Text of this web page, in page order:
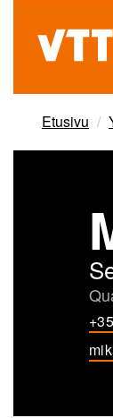
pääsisältöön
Beyond
the
obvious
Etusivu